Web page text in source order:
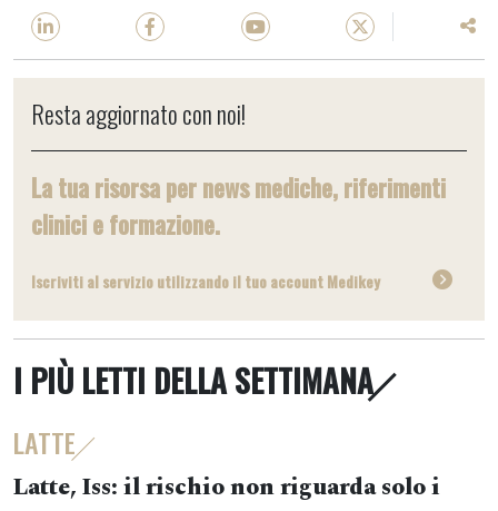
Resta aggiornato con noi!
La tua risorsa per news mediche, riferimenti
clinici e formazione.
Iscriviti al servizio utilizzando il tuo account Medikey
I PIÙ LETTI DELLA SETTIMANA
LATTE
Latte, Iss: il rischio non riguarda solo i